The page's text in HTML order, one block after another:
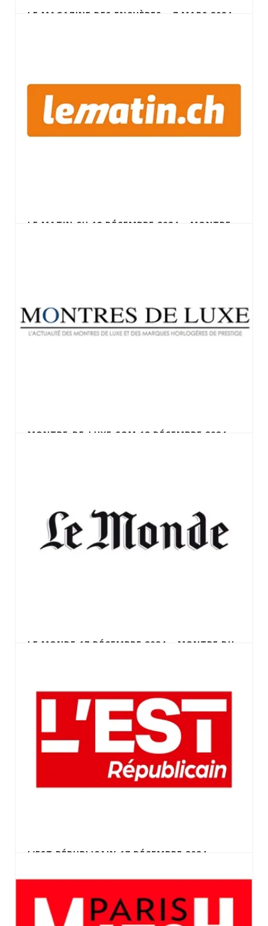
LE MAGAZINE DES ENCHÈRES – 7 MARS 2024
LE MATIN.CH 18 DÉCEMBRE 2024 – MONTRE
MONTRE-DE-LUXE.COM 18 DÉCEMBRE 2024 –
LE MONDE 17 DÉCEMBRE 2024 – MONTRE DU
L’EST RÉPUBLICAIN 17 DÉCEMBRE 2024 –